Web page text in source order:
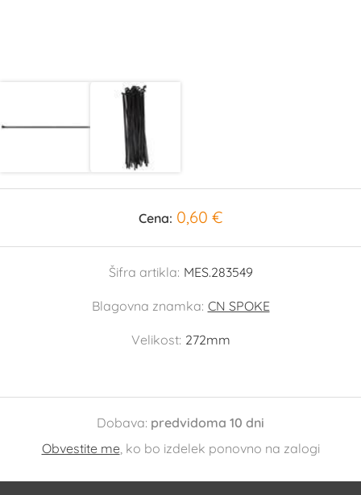
Cena: 0,60 €
Šifra artikla: MES.283549
Blagovna znamka: CN SPOKE
Velikost: 272mm
Dobava: predvidoma 10 dni
Obvestite me, ko bo izdelek ponovno na zalogi